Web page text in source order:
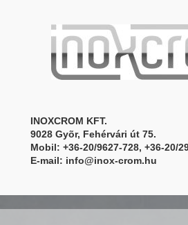
INOXCROM KFT.
9028 Gyõr, Fehérvári út 75.
Mobil: +36-20/9627-728, +36-20/
E-mail: info@inox-crom.hu